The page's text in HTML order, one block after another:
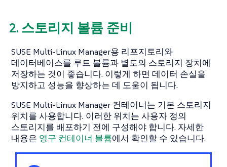
2. 스토리지 볼륨 준비
SUSE Multi-Linux Manager용 리포지토리와
데이터베이스를 루트 볼륨과 별도의 스토리지 장치에
저장하는 것이 좋습니다. 이렇게 하면 데이터 손실을
방지하고 성능을 향상하는 데 도움이 됩니다.
SUSE Multi-Linux Manager 컨테이너는 기본 스토리지
위치를 사용합니다. 이러한 위치는 사용자 정의
스토리지를 배포하기 전에 구성해야 합니다. 자세한
내용은 영구 컨테이너 볼륨에서 확인할 수 있습니다.